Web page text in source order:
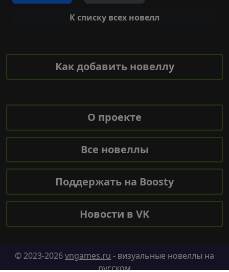
К списку всех новелл
Как добавить новеллу
О проекте
Все новеллы
Поддержать на Boosty
Новости в VK
© 2023-2026vngames.ru - визуальные новеллы на
русском